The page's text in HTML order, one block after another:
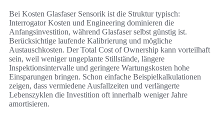
Bei Kosten Glasfaser Sensorik ist die Struktur typisch:
Interrogator Kosten und Engineering dominieren die
Anfangsinvestition, während Glasfaser selbst günstig ist.
Berücksichtige laufende Kalibrierung und mögliche
Austauschkosten. Der Total Cost of Ownership kann vorteilhaft
sein, weil weniger ungeplante Stillstände, längere
Inspektionsintervalle und geringere Wartungskosten hohe
Einsparungen bringen. Schon einfache Beispielkalkulationen
zeigen, dass vermiedene Ausfallzeiten und verlängerte
Lebenszyklen die Investition oft innerhalb weniger Jahre
amortisieren.